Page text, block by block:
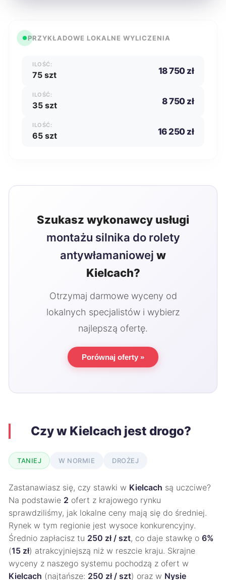
PRZYKŁADOWE LOKALNE WYLICZENIA
ILOŚĆ:
75 szt 18 750 zł
ILOŚĆ:
35 szt 8 750 zł
ILOŚĆ:
65 szt 16 250 zł
Szukasz wykonawcy usługi
montażu silnika do rolety
antywłamaniowej w
Kielcach?
Otrzymaj darmowe wyceny od
lokalnych specjalistów i wybierz
najlepszą ofertę.
Porównaj oferty »
Czy w Kielcach jest drogo?
TANIEJ W NORMIE DROŻEJ
Zastanawiasz się, czy stawki w Kielcach są uczciwe?
Na podstawie 2 ofert z krajowego rynku
sprawdziliśmy, jak lokalne ceny mają się do średniej.
Rynek w tym regionie jest wysoce konkurencyjny.
Średnio zapłacisz tu 250 zł / szt, co daje stawkę o 6%
(15 zł) atrakcyjniejszą niż w reszcie kraju. Skrajne
wyceny z naszego systemu pochodzą z ofert w
Kielcach (najtańsze: 250 zł / szt) oraz w Nysie